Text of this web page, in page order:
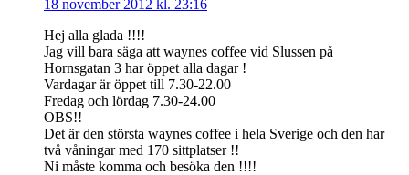
18 november 2012 kl. 23:16
Hej alla glada !!!!
Jag vill bara säga att waynes coffee vid Slussen på
Hornsgatan 3 har öppet alla dagar !
Vardagar är öppet till 7.30-22.00
Fredag och lördag 7.30-24.00
OBS!!
Det är den största waynes coffee i hela Sverige och den har
två våningar med 170 sittplatser !!
Ni måste komma och besöka den !!!!